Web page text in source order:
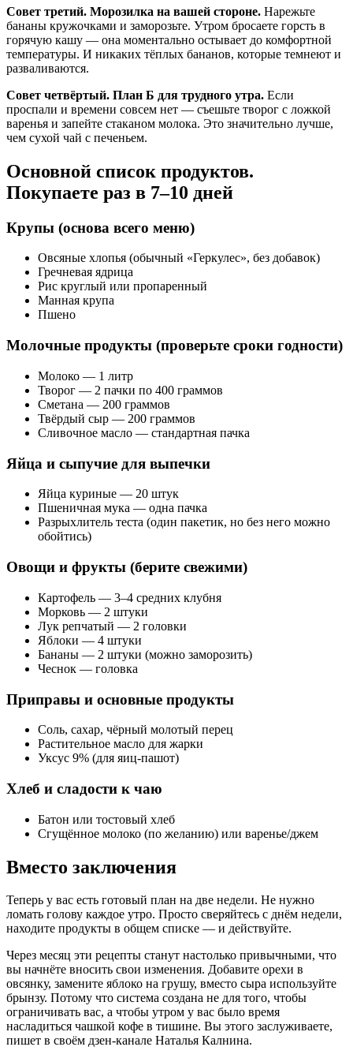
Совет третий. Морозилка на вашей стороне. Нарежьте
бананы кружочками и заморозьте. Утром бросаете горсть в
горячую кашу — она моментально остывает до комфортной
температуры. И никаких тёплых бананов, которые темнеют и
разваливаются.
Совет четвёртый. План Б для трудного утра. Если
проспали и времени совсем нет — съешьте творог с ложкой
варенья и запейте стаканом молока. Это значительно лучше,
чем сухой чай с печеньем.
Основной список продуктов.
Покупаете раз в 7–10 дней
Крупы (основа всего меню)
Овсяные хлопья (обычный «Геркулес», без добавок)
Гречневая ядрица
Рис круглый или пропаренный
Манная крупа
Пшено
Молочные продукты (проверьте сроки годности)
Молоко — 1 литр
Творог — 2 пачки по 400 граммов
Сметана — 200 граммов
Твёрдый сыр — 200 граммов
Сливочное масло — стандартная пачка
Яйца и сыпучие для выпечки
Яйца куриные — 20 штук
Пшеничная мука — одна пачка
Разрыхлитель теста (один пакетик, но без него можно
обойтись)
Овощи и фрукты (берите свежими)
Картофель — 3–4 средних клубня
Морковь — 2 штуки
Лук репчатый — 2 головки
Яблоки — 4 штуки
Бананы — 2 штуки (можно заморозить)
Чеснок — головка
Приправы и основные продукты
Соль, сахар, чёрный молотый перец
Растительное масло для жарки
Уксус 9% (для яиц-пашот)
Хлеб и сладости к чаю
Батон или тостовый хлеб
Сгущённое молоко (по желанию) или варенье/джем
Вместо заключения
Теперь у вас есть готовый план на две недели. Не нужно
ломать голову каждое утро. Просто сверяйтесь с днём недели,
находите продукты в общем списке — и действуйте.
Через месяц эти рецепты станут настолько привычными, что
вы начнёте вносить свои изменения. Добавите орехи в
овсянку, замените яблоко на грушу, вместо сыра используйте
брынзу. Потому что система создана не для того, чтобы
ограничивать вас, а чтобы утром у вас было время
насладиться чашкой кофе в тишине. Вы этого заслуживаете,
пишет в своём дзен-канале Наталья Калнина.